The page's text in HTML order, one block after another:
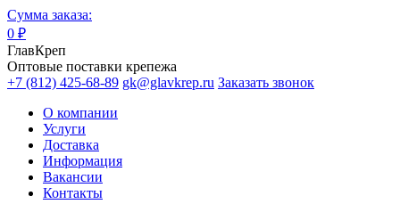
Сумма заказа:
0 ₽
ГлавКреп
Оптовые поставки крепежа
+7 (812) 425-68-89 gk@glavkrep.ru Заказать звонок
О компании
Услуги
Доставка
Информация
Вакансии
Контакты